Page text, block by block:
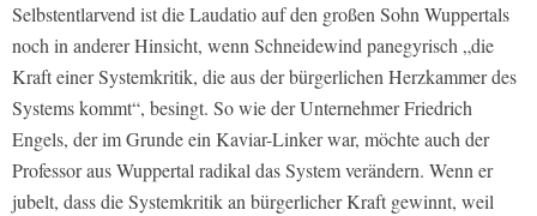
Selbstentlarvend ist die Laudatio auf den großen Sohn Wuppertals
noch in anderer Hinsicht, wenn Schneidewind panegyrisch „die
Kraft einer Systemkritik, die aus der bürgerlichen Herzkammer des
Systems kommt“, besingt. So wie der Unternehmer Friedrich
Engels, der im Grunde ein Kaviar-Linker war, möchte auch der
Professor aus Wuppertal radikal das System verändern. Wenn er
jubelt, dass die Systemkritik an bürgerlicher Kraft gewinnt, weil